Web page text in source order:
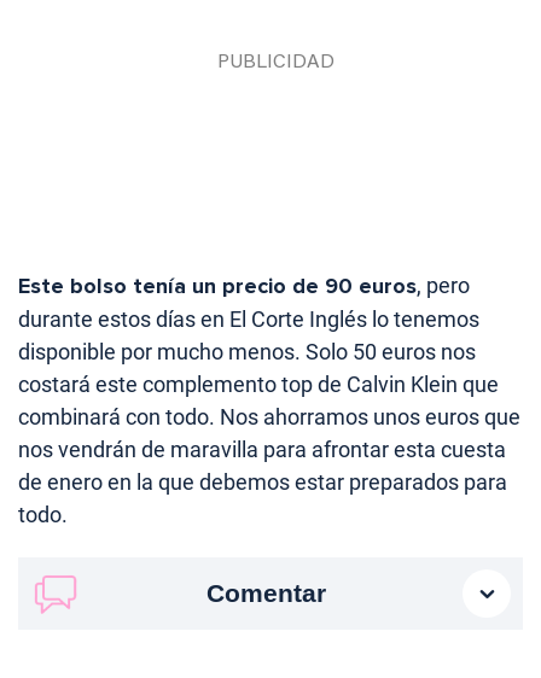
Este bolso tenía un precio de 90 euros, pero
durante estos días en El Corte Inglés lo tenemos
disponible por mucho menos. Solo 50 euros nos
costará este complemento top de Calvin Klein que
combinará con todo. Nos ahorramos unos euros que
nos vendrán de maravilla para afrontar esta cuesta
de enero en la que debemos estar preparados para
todo.
Comentar